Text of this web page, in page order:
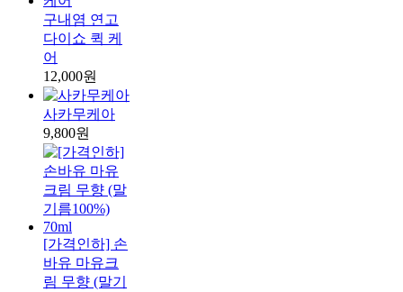
구내염 연고
다이쇼 퀵 케
어
12,000원
사카무케아
9,800원
[가격인하] 손
바유 마유크
림 무향 (말기